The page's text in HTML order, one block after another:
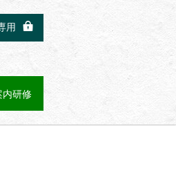
内研修
用